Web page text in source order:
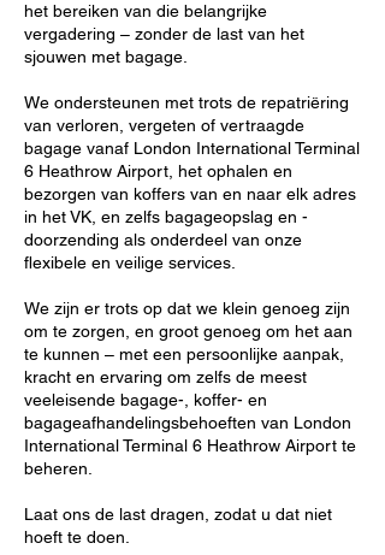
het bereiken van die belangrijke
vergadering – zonder de last van het
sjouwen met bagage.
We ondersteunen met trots de repatriëring
van verloren, vergeten of vertraagde
bagage vanaf London International Terminal
6 Heathrow Airport, het ophalen en
bezorgen van koffers van en naar elk adres
in het VK, en zelfs bagageopslag en -
doorzending als onderdeel van onze
flexibele en veilige services.
We zijn er trots op dat we klein genoeg zijn
om te zorgen, en groot genoeg om het aan
te kunnen – met een persoonlijke aanpak,
kracht en ervaring om zelfs de meest
veeleisende bagage-, koffer- en
bagageafhandelingsbehoeften van London
International Terminal 6 Heathrow Airport te
beheren.
Laat ons de last dragen, zodat u dat niet
hoeft te doen.